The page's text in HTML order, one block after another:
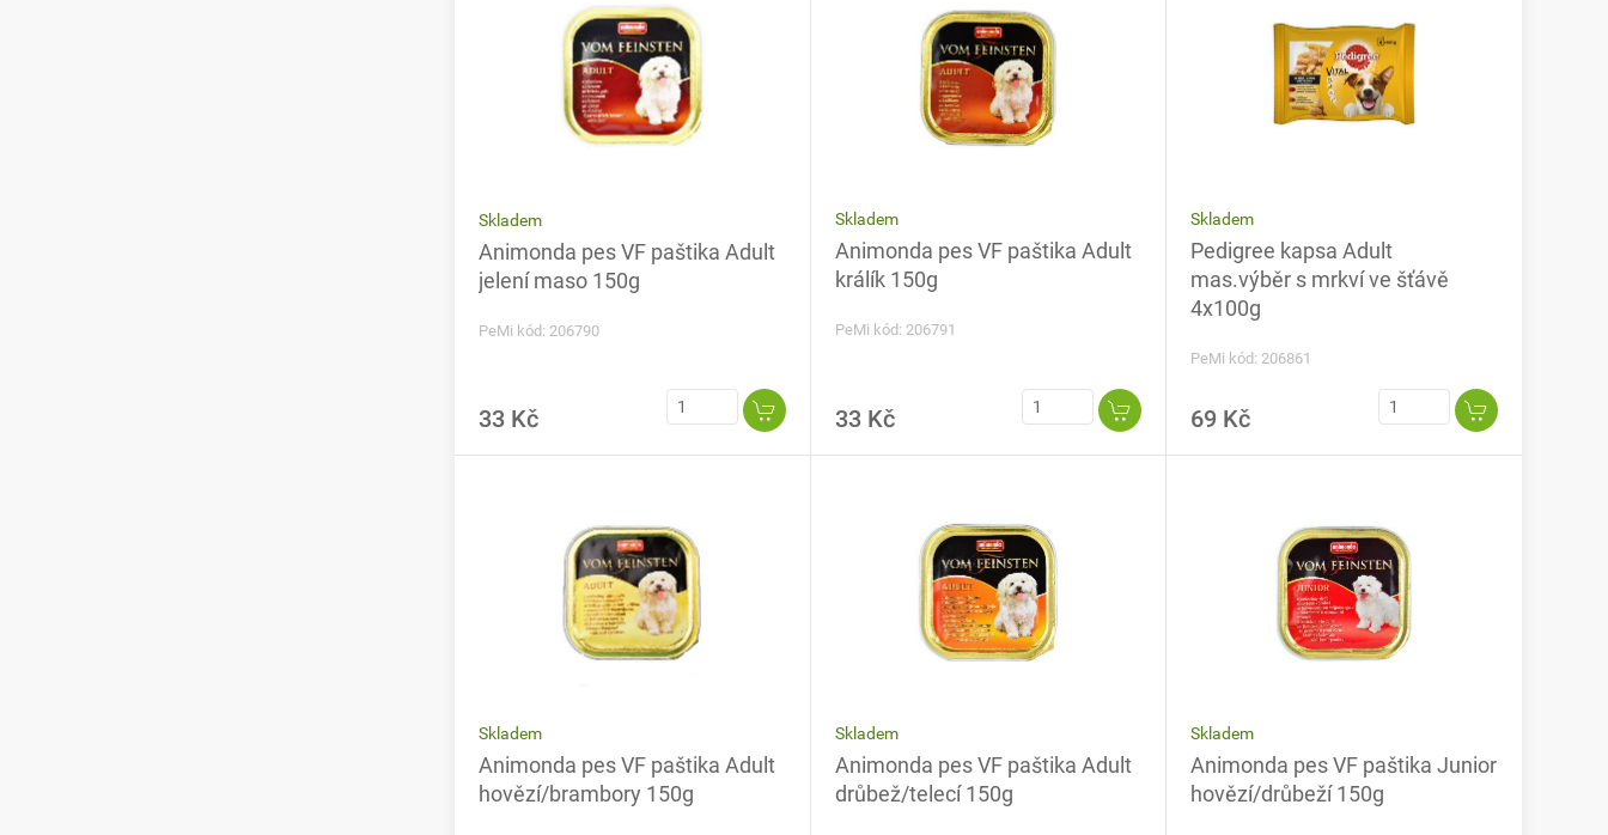
Skladem
Animonda pes VF paštika Adult
jelení maso 150g
PeMi kód: 206790
33 Kč
Skladem
Animonda pes VF paštika Adult
králík 150g
PeMi kód: 206791
33 Kč
Skladem
Pedigree kapsa Adult
mas.výběr s mrkví ve šťávě
4x100g
PeMi kód: 206861
69 Kč
Skladem
Animonda pes VF paštika Adult
hovězí/brambory 150g
Skladem
Animonda pes VF paštika Adult
drůbež/telecí 150g
Skladem
Animonda pes VF paštika Junior
hovězí/drůbeží 150g